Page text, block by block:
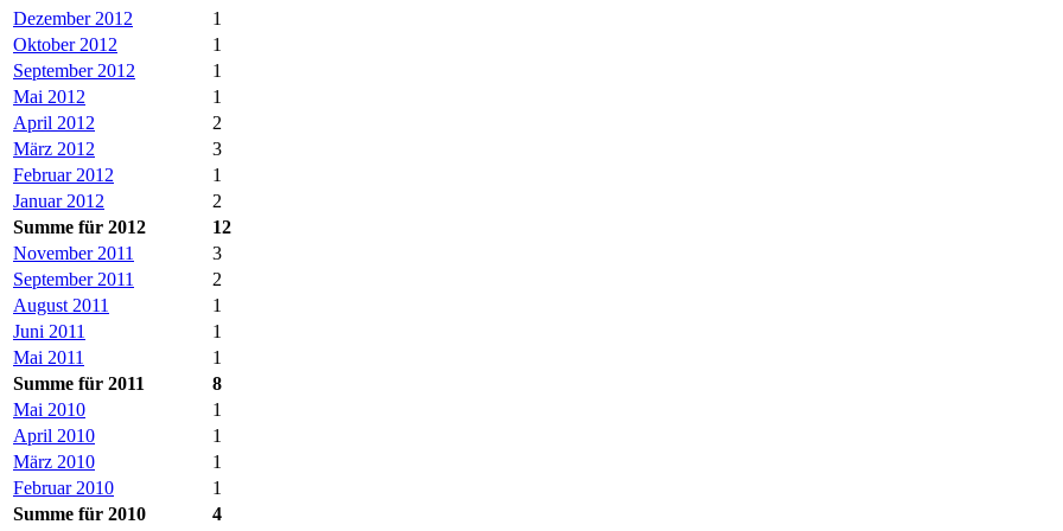
Dezember 2012
1
Oktober 2012
1
September 2012
1
Mai 2012
1
April 2012
2
März 2012
3
Februar 2012
1
Januar 2012
2
Summe für 2012
12
November 2011
3
September 2011
2
August 2011
1
Juni 2011
1
Mai 2011
1
Summe für 2011
8
Mai 2010
1
April 2010
1
März 2010
1
Februar 2010
1
Summe für 2010
4